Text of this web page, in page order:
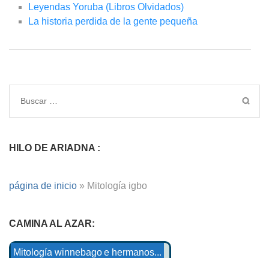
Leyendas Yoruba (Libros Olvidados)
La historia perdida de la gente pequeña
HILO DE ARIADNA :
página de inicio » Mitología igbo
CAMINA AL AZAR:
mitología hitita
RGPD
La diosa mari
Tristán e Isolda: La Sa...
La hermana y los siete hermanos...
Ordenado
Mitología winnebago